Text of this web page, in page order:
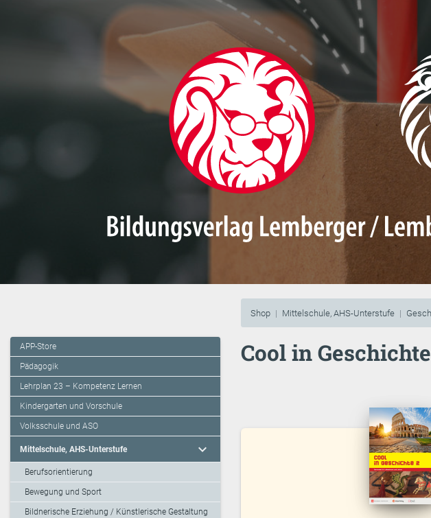
Shop Mittelschule, AHS-Unterstufe
APP-Store
Pädagogik
Lehrplan 23 – Kompetenz Lernen
Kindergarten und Vorschule
Volksschule und ASO
Mittelschule, AHS-Unterstufe expand_more
Berufsorientierung
Bewegung und Sport
Bildnerische Erziehung / Künstlerische Gestaltung
Cool in Geschichte